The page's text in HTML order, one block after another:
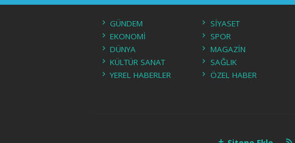
GÜNDEM
SİYASET
EKONOMİ
SPOR
DÜNYA
MAGAZİN
KÜLTÜR SANAT
SAĞLIK
YEREL HABERLER
ÖZEL HABER